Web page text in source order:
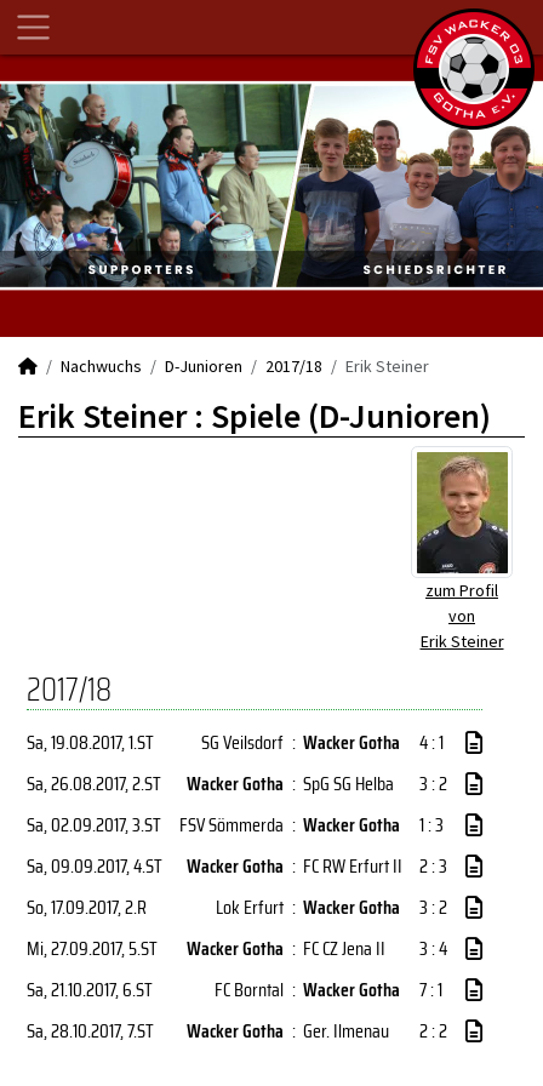
Nachwuchs D-Junioren 2017/18 Erik Steiner
Erik Steiner : Spiele (D-Junioren)
zum Profil
von
Erik Steiner
2017/18
Sa, 19.08.2017, 1.ST SG Veilsdorf : Wacker Gotha
4 : 1
Sa, 26.08.2017, 2.ST Wacker Gotha : SpG SG Helba
3 : 2
Sa, 02.09.2017, 3.ST FSV Sömmerda : Wacker Gotha
1 : 3
Sa, 09.09.2017, 4.ST Wacker Gotha : FC RW Erfurt II 2 : 3
So, 17.09.2017, 2.R Lok Erfurt : Wacker Gotha
3 : 2
Mi, 27.09.2017, 5.ST Wacker Gotha : FC CZ Jena II
3 : 4
Sa, 21.10.2017, 6.ST FC Borntal : Wacker Gotha
7 : 1
Sa, 28.10.2017, 7.ST Wacker Gotha : Ger. Ilmenau 2 : 2